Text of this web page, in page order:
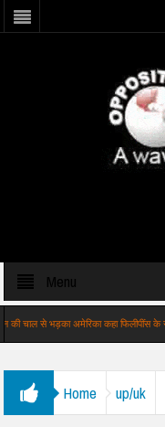
Menu
से भड़का अमेरिका कहा फिलीपींस के साथ ख…
Home up/uk